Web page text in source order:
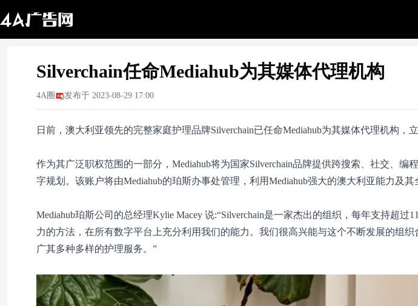
Silverchain任命Mediahub为其媒体代理机构
4A圈 发布于 2023-08-29 17:00
日前，澳大利亚领先的完整家庭护理品牌Silverchain已任命Mediahub为其媒体代理机构，立
作为其广泛职权范围的一部分，Mediahub将为国家Silverchain品牌提供跨搜索、社交、编
字规划。该账户将由Mediahub的珀斯办事处管理，利用Mediahub强大的澳大利亚能力及其
Mediahub珀斯公司的总经理Kylie Macey 说:“Silverchain是一家杰出的组织，每年支持超过
力的方法，在所有数字平台上充分利用我们的能力。我们很高兴能与这个不断发展的组
广其多种多样的护理服务。”